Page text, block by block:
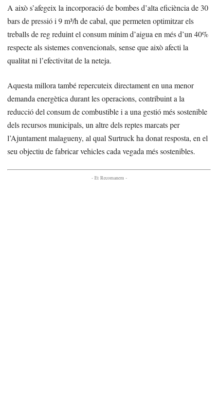
A això s’afegeix la incorporació de bombes d’alta eficiència de 30
bars de pressió i 9 m³/h de cabal, que permeten optimitzar els
treballs de reg reduint el consum mínim d’aigua en més d’un 40%
respecte als sistemes convencionals, sense que això afecti la
qualitat ni l’efectivitat de la neteja.
Aquesta millora també repercuteix directament en una menor
demanda energètica durant les operacions, contribuint a la
reducció del consum de combustible i a una gestió més sostenible
dels recursos municipals, un altre dels reptes marcats per
l’Ajuntament malagueny, al qual Surtruck ha donat resposta, en el
seu objectiu de fabricar vehicles cada vegada més sostenibles.
- Et Recomanem -